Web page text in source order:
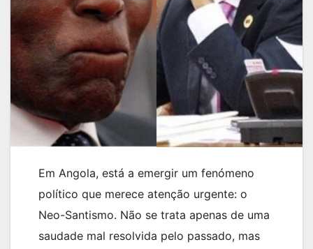
Em Angola, está a emergir um fenómeno
político que merece atenção urgente: o
Neo-Santismo. Não se trata apenas de uma
saudade mal resolvida pelo passado, mas